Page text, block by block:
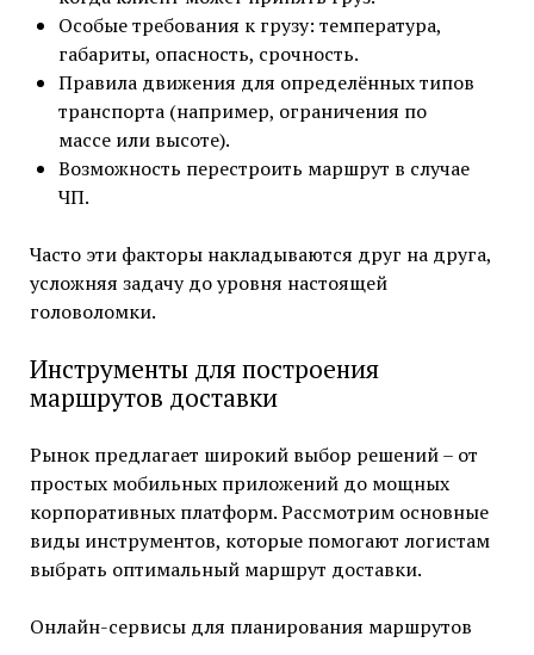
Особые требования к грузу: температура,
габариты, опасность, срочность.
Правила движения для определённых типов
транспорта (например, ограничения по
массе или высоте).
Возможность перестроить маршрут в случае
ЧП.
Часто эти факторы накладываются друг на друга,
усложняя задачу до уровня настоящей
головоломки.
Инструменты для построения
маршрутов доставки
Рынок предлагает широкий выбор решений – от
простых мобильных приложений до мощных
корпоративных платформ. Рассмотрим основные
виды инструментов, которые помогают логистам
выбрать оптимальный маршрут доставки.
Онлайн-сервисы для планирования маршрутов